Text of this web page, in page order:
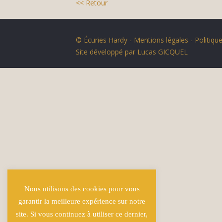
<< Retour
© Écuries Hardy - Mentions légales -
Site développé par Lucas GICQUEL
Nous utilisons des cookies pour vous
garantir la meilleure expérience sur notre
site. Si vous continuez à utiliser ce dernier,